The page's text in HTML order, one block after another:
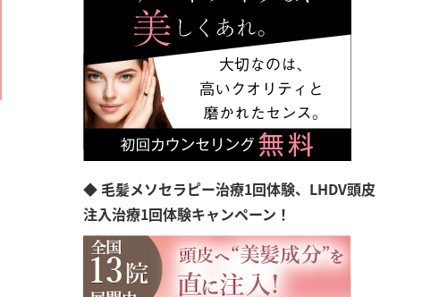
◆ 毛髪メソセラピー治療1回体験、LHDV頭皮
注入治療1回体験キャンペーン！